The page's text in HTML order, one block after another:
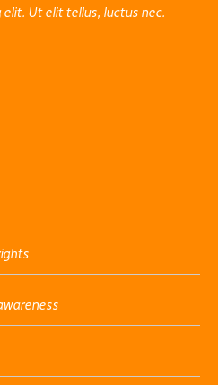
Ut elit tellus, luctus nec.